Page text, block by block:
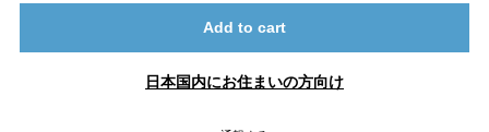
Add to cart
日本国内にお住まいの方向け